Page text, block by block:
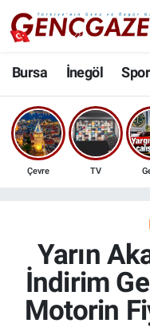
Bursa İnegöl Spor
Çevre TV
Yarın
İndirim
Motorin
Bursa
İnegöl
3.SAYFA
Ekonomi
Güncel
Nöbetçi Eczaneler
Hava Durumu
Trafik Durumu
Son Dakika
Haber Arşivi